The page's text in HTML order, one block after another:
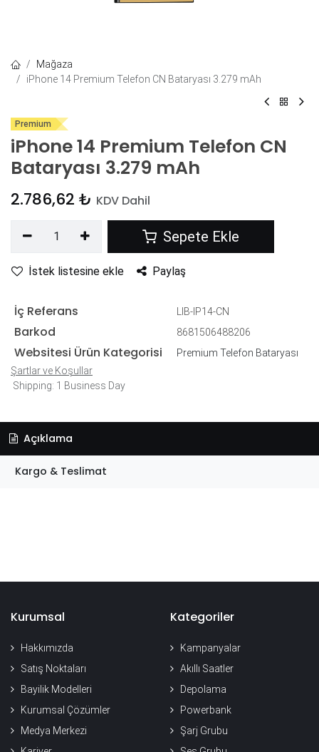
Mağaza
iPhone 14 Premium Telefon CN Bataryası 3.279 mAh
Premium
iPhone 14 Premium Telefon CN
Bataryası 3.279 mAh
2.786,62 ₺ KDV Dahil
Sepete Ekle
İstek listesine ekle Paylaş
İç Referans LIB-IP14-CN
Barkod 8681506488206
Websitesi Ürün Kategorisi
Premium Telefon Bataryası
Şartlar ve Koşullar
Shipping: 1 Business Day
Açıklama
Kargo & Teslimat
Kurumsal
Hakkımızda
Satış Noktaları
Bayilik Modelleri
Kurumsal Çözümler
Medya Merkezi
Kategoriler
Kampanyalar
Akıllı Saatler
Depolama
Powerbank
Şarj Grubu